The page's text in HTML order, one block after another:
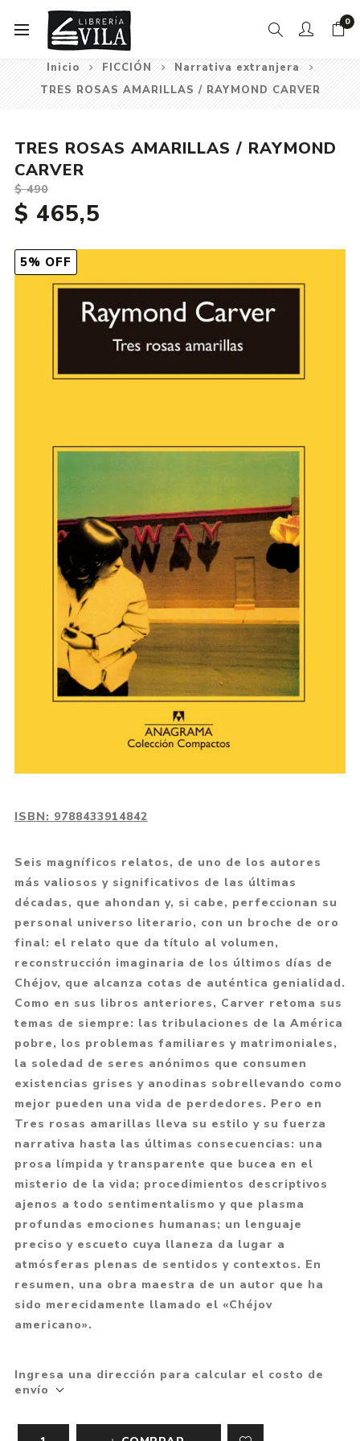
0
Inicio FICCIÓN
Narrativa extranjera
TRES ROSAS AMARILLAS / RAYMOND CARVER
5% OFF
TRES ROSAS AMARILLAS / RAYMOND
CARVER
$ 490
$ 465,5
ISBN: 9788433914842
Seis magníficos relatos, de uno de los autores
más valiosos y significativos de las últimas
décadas, que ahondan y, si cabe, perfeccionan su
personal universo literario, con un broche de oro
final: el relato que da título al volumen,
reconstrucción imaginaria de los últimos días de
Chéjov, que alcanza cotas de auténtica genialidad.
Como en sus libros anteriores, Carver retoma sus
temas de siempre: las tribulaciones de la América
pobre, los problemas familiares y matrimoniales,
la soledad de seres anónimos que consumen
existencias grises y anodinas sobrellevando como
mejor pueden una vida de perdedores. Pero en
Tres rosas amarillas lleva su estilo y su fuerza
narrativa hasta las últimas consecuencias: una
prosa límpida y transparente que bucea en el
misterio de la vida; procedimientos descriptivos
ajenos a todo sentimentalismo y que plasma
profundas emociones humanas; un lenguaje
preciso y escueto cuya llaneza da lugar a
atmósferas plenas de sentidos y contextos. En
resumen, una obra maestra de un autor que ha
sido merecidamente llamado el «Chéjov
americano».
Ingresa una dirección para calcular el costo de
envío